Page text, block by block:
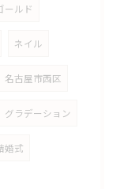
ールド
ネイル
名古屋市西区
グラデーション
婚式